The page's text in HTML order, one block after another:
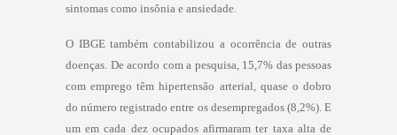
sintomas como insônia e ansiedade.
O IBGE também contabilizou a ocorrência de outras
doenças. De acordo com a pesquisa, 15,7% das pessoas
com emprego têm hipertensão arterial, quase o dobro
do número registrado entre os desempregados (8,2%). E
um em cada dez ocupados afirmaram ter taxa alta de